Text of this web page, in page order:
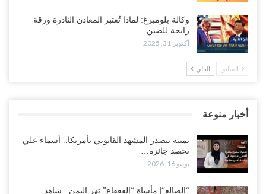
وكالة بلومبرغ: لماذا تُعتبر المعادن النادرة ورقة
رابحة للصين…
أكتوبر 31, 2025
السابق التالي
أخبار منوعة
يمنية تتصدر المشهد القانوني بأمريكا.. أسماء علي
تحصد جائزة…
يونيو 16, 2026
“الضالع“| مأساة “القعقاع” تهز اليمن.. شاهد